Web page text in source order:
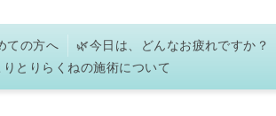
ての方へ 🌿今日は、どんなお疲れですか？
りとりらくねの施術について